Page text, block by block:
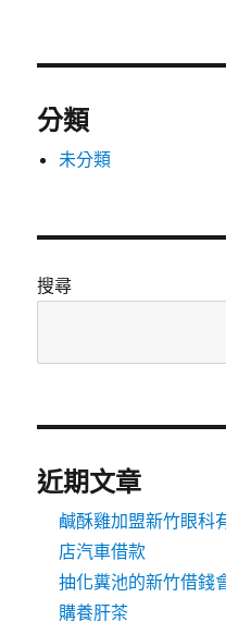
分類
未分類
搜尋
近期文章
鹹酥雞加盟新竹眼科
店汽車借款
抽化糞池的新竹借錢
購養肝茶